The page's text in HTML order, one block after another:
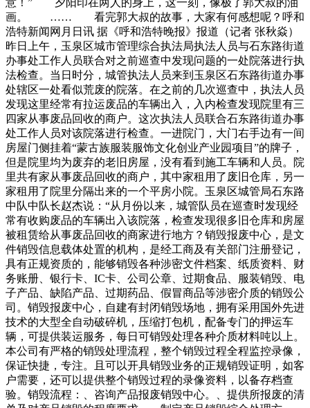
意！” 夕阳印在两人的身上，这一刻，像极了郭大叔的油
画。 …… 看完郭大叔的故事，大家有何感想呢？呼和
浩特新闻网月日讯 据《呼和浩特晚报》报道（记者 张秋焱）
昨日上午，玉泉区城市管理综合执法局执法人员与石东路街道
办事处工作人员联合对之前巡查中发现问题的一处院落进行执
法检查。当日时分，城管执法人员来到玉泉区石东路街道办事
处辖区一处看似荒废的院落。在之前的几次巡查中，执法人员
发现这里经常有拉运废品的车辆出入，入内检查发现院里有三
四家从事废品回收的商户。这次执法人员联合石东路街道办事
处工作人员对该院落进行检查。一进院门，大门右手边有一间
房屋门侧挂着“蒙古族服装服饰文化创业产业园项目”的牌子，
但是院里均为废弃的老旧房屋，没有看到施工车辆和人员。院
里共有家从事废品回收的商户，其中家租用了废旧仓库，另一
家租用了院里分隔出来的一个平房小院。玉泉区城管局石东路
中队中队长赵杰说：“从月份以来，城管队员在巡查时发现经
常有收购废品的车辆出入该院落，检查发现很多旧仓库和房屋
被租赁给从事废品回收的商家进行地方？销毁报废中心，是文
件销毁信息载体处置的机构，是经工商及有关部门注册登记，
具有正规资质的，能够销毁各种涉密文件档案、纸质资料、财
务账册、银行卡、IC卡、公司公章、过期食品、服装销毁、电
子产品、缺陷产品、过期药品、假冒商品等涉密介质的销毁公
司。销毁报废中心，自建有封闭销毁场地，拥有采用国外先进
技术的大型全自动破碎机，压缩打包机，配备专门的押运车
辆，可提供装运服务，每日可销毁处理各种介质材料吨以上。
本公司有严格的销毁处理流程，整个销毁过程全程监控录像，
保证快捷，专注。且可以开具销毁业务的正规销毁证明，如客
户需要，还可以提供整个销毁过程的录像资料，以备存档查
验。销毁流程：、咨询产品报废销毁中心。、提供所报废的清